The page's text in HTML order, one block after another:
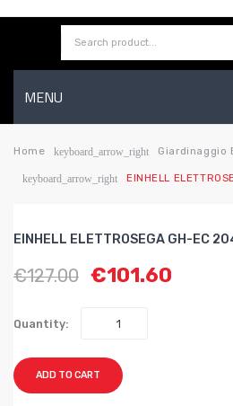
MENU
HOME
AZIENDA
Home keyboard_arrow_right Giardinaggio
keyboard_arrow_right EINHELL
EINHELL ELETTROSEGA GH-EC
€127.00 €101.60
Quantity:
ADD TO CART